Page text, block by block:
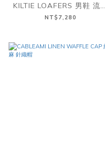
KILTIE LOAFERS 男鞋 流蘇
樂福鞋 膠底
NT$7,280